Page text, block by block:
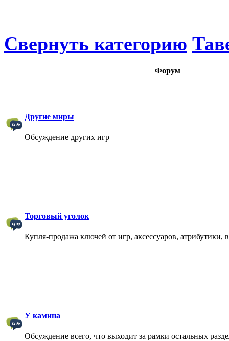
Свернуть категорию
Форум
Другие миры
Обсуждение других игр
Торговый уголок
Купля-продажа ключей от игр, аксессуаров, атрибутики,
У камина
Обсуждение всего, что выходит за рамки остальных